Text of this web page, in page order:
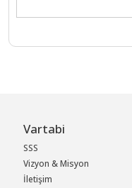
Vartabi
SSS
Vizyon & Misyon
İletişim